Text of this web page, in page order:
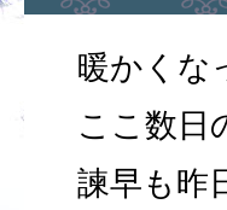
暖かくな
ここ数日
諫早も昨